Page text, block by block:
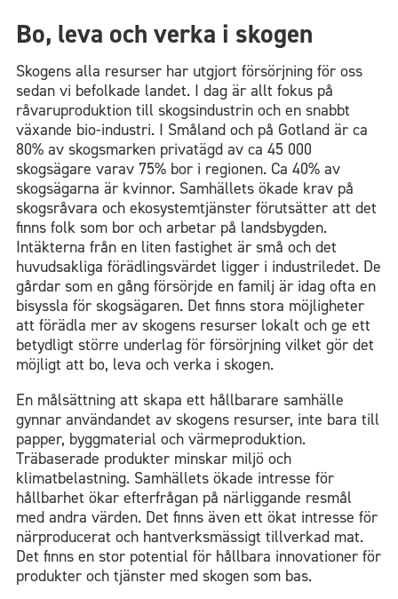
Bo, leva och verka i skogen
Skogens alla resurser har utgjort försörjning för oss
sedan vi befolkade landet. I dag är allt fokus på
råvaruproduktion till skogsindustrin och en snabbt
växande bio-industri. I Småland och på Gotland är ca
80% av skogsmarken privatägd av ca 45 000
skogsägare varav 75% bor i regionen. Ca 40% av
skogsägarna är kvinnor. Samhällets ökade krav på
skogsråvara och ekosystemtjänster förutsätter att det
finns folk som bor och arbetar på landsbygden.
Intäkterna från en liten fastighet är små och det
huvudsakliga förädlingsvärdet ligger i industriledet. De
gårdar som en gång försörjde en familj är idag ofta en
bisyssla för skogsägaren. Det finns stora möjligheter
att förädla mer av skogens resurser lokalt och ge ett
betydligt större underlag för försörjning vilket gör det
möjligt att bo, leva och verka i skogen.
En målsättning att skapa ett hållbarare samhälle
gynnar användandet av skogens resurser, inte bara till
papper, byggmaterial och värmeproduktion.
Träbaserade produkter minskar miljö och
klimatbelastning. Samhällets ökade intresse för
hållbarhet ökar efterfrågan på närliggande resmål
med andra värden. Det finns även ett ökat intresse för
närproducerat och hantverksmässigt tillverkad mat.
Det finns en stor potential för hållbara innovationer för
produkter och tjänster med skogen som bas.